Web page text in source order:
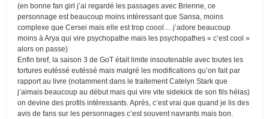
(en bonne fan girl j’ai regardé les passages avec Brienne, ce
personnage est beaucoup moins intéressant que Sansa, moins
complexe que Cersei mais elle est trop coool… j’adore beaucoup
moins à Arya qui vire psychopathe mais les psychopathes « c’est cool »
alors on passe)
Enfin bref, la saison 3 de GoT était limite insoutenable avec toutes les
tortures eutéssé eutéssé mais malgré les modifications qu’on fait par
rapport au livre (notamment dans le traitement Catelyn Stark que
j’aimais beaucoup au début mais qui vire vite sidekick de son fils hélas)
on devine des profils intéressants. Après, c’est vrai que quand je lis des
avis de fans sur les personnages c’est souvent navrants mais bon.